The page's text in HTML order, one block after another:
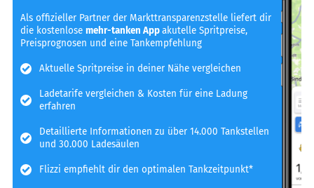
Als offizieller Partner der Markttransparenzstelle liefert dir
die kostenlosemehr-tanken Appakutelle Spritpreise,
Preisprognosen und eine Tankempfehlung
Aktuelle Spritpreise in deiner Nähe vergleichen
Ladetarife vergleichen & Kosten für eine Ladung
erfahren
Detaillierte Informationen zu über 14.000 Tankstellen
und 30.000 Ladesäulen
Flizzi empfiehlt dir den optimalen Tankzeitpunkt*